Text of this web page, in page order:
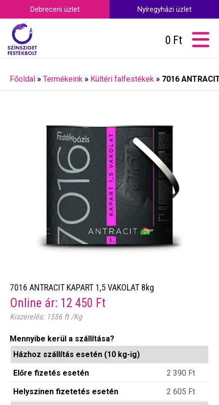
Debreceni üzlet Nyíregyházi üzlet
0 Ft
Főoldal » Termékeink » Kültéri falfestékek » 7016
7016 ANTRACIT KAPART 1,5 VAKOLAT 8kg
Online ár: 12 450 Ft
Kiszerelés: 1556 ft /Kg
Mennyibe kerül a szállítása?
Házhoz szállítás esetén (10 kg-ig)
Előre fizetés esetén
2 390 Ft
Helyszinen fizetetés esetén
2 605 Ft